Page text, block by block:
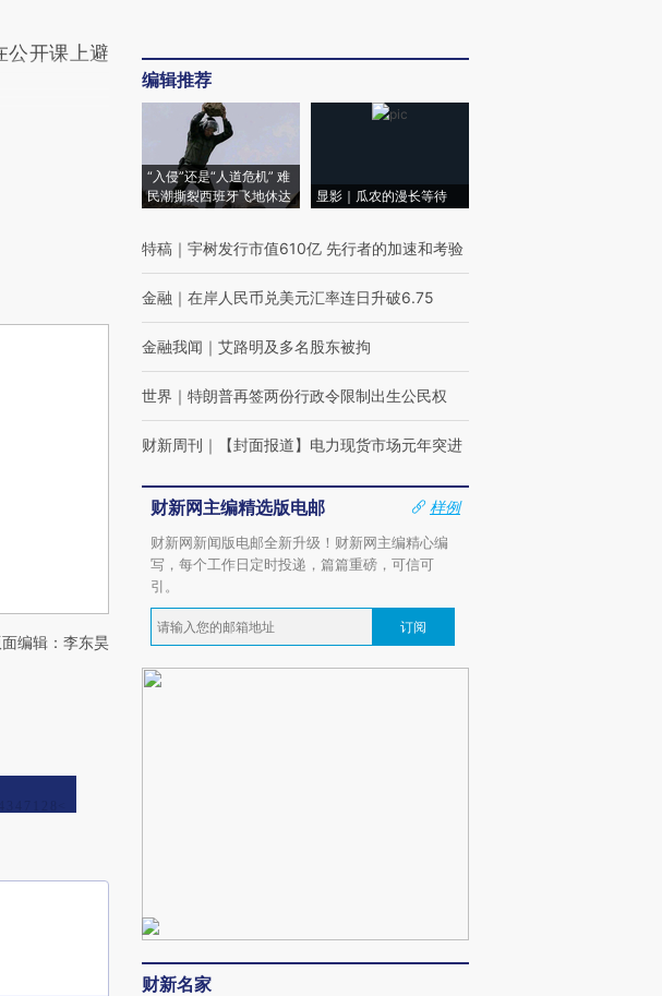
公开课上避
编辑：李东昊
编辑推荐
“入侵”还是“人道危机” 难
民潮撕裂西班牙飞地休达
显影｜瓜农的漫长等待
特稿 ｜ 宇树发行市值610亿 先行者的加速和考验
金融 ｜ 在岸人民币兑美元汇率连日升破6.75
金融我闻 ｜ 艾路明及多名股东被拘
世界 ｜ 特朗普再签两份行政令限制出生公民权
财新周刊 ｜ 【封面报道】电力现货市场元年突进
财新网主编精选版电邮
样例
财新网新闻版电邮全新升级！财新网主编精心编
写，每个工作日定时投递，篇篇重磅，可信可
引。
订阅
财新名家